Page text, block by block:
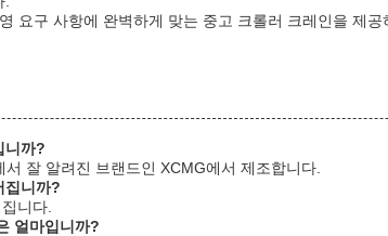
요구 사항에 완벽하게 맞는 중고 크롤러 크레인을 제
니까?
잘 알려진 브랜드인 XCMG에서 제조합니다.
집니까?
니다.
얼마입니까?